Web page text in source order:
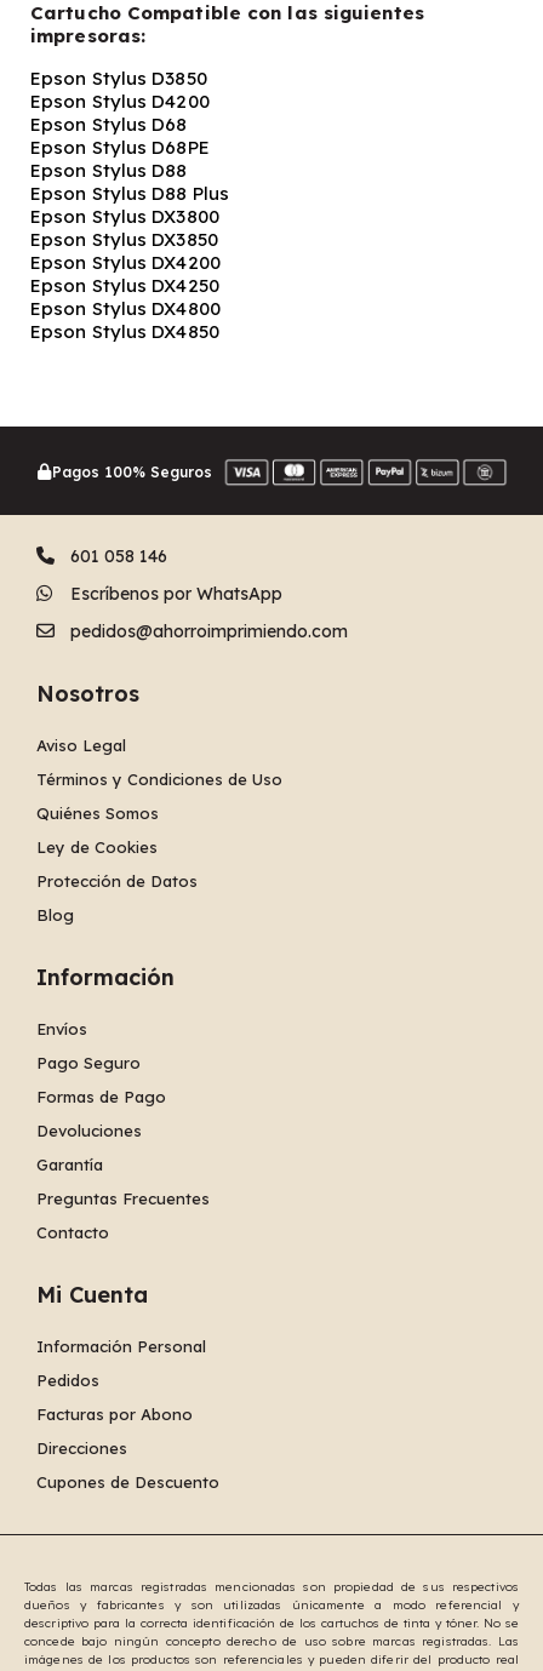
Cartucho Compatible con las siguientes
impresoras:
Epson Stylus D3850
Epson Stylus D4200
Epson Stylus D68
Epson Stylus D68PE
Epson Stylus D88
Epson Stylus D88 Plus
Epson Stylus DX3800
Epson Stylus DX3850
Epson Stylus DX4200
Epson Stylus DX4250
Epson Stylus DX4800
Epson Stylus DX4850
Pagos 100% Seguros
601 058 146
Escríbenos por WhatsApp
pedidos@ahorroimprimiendo.com
Nosotros
Aviso Legal
Términos y Condiciones de Uso
Quiénes Somos
Ley de Cookies
Protección de Datos
Blog
Información
Envíos
Pago Seguro
Formas de Pago
Devoluciones
Garantía
Preguntas Frecuentes
Contacto
Mi Cuenta
Información Personal
Pedidos
Facturas por Abono
Direcciones
Cupones de Descuento
Todas las marcas registradas mencionadas son propiedad de sus respectivos
dueños y fabricantes y son utilizadas únicamente a modo referencial y
descriptivo para la correcta identificación de los cartuchos de tinta y tóner. No se
concede bajo ningún concepto derecho de uso sobre marcas registradas. Las
imágenes de los productos son referenciales y pueden diferir del producto real